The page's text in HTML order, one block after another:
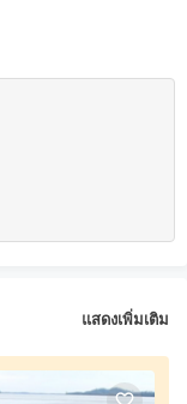
แสดงเพิ่มเติม